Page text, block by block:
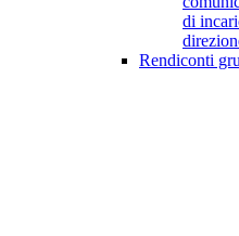
di
Rendiconti